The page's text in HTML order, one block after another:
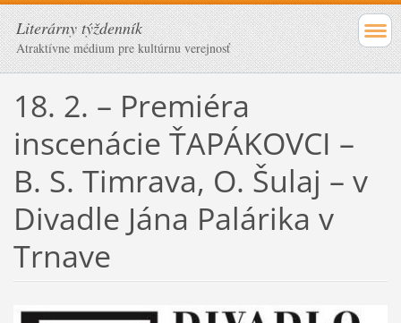
Literárny týždenník
Atraktívne médium pre kultúrnu verejnosť
18. 2. – Premiéra
inscenácie ŤAPÁKOVCI –
B. S. Timrava, O. Šulaj – v
Divadle Jána Palárika v
Trnave